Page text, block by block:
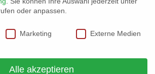
oder anpassen.
Marketing Externe Medien
Alle akzeptieren